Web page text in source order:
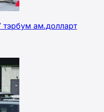
тэрбум ам.долларт